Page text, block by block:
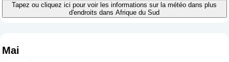
Tapez ou cliquez ici pour voir les informations sur la météo dans plus
d'endroits dans Afrique du Sud
Mai